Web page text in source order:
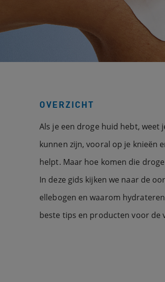
OVERZICHT
Als je een droge huid hebt,
kunnen zijn, vooral op je knieën
helpt. Maar hoe komen die
In deze gids kijken we naar de
ellebogen en waarom
beste tips en producten voor de